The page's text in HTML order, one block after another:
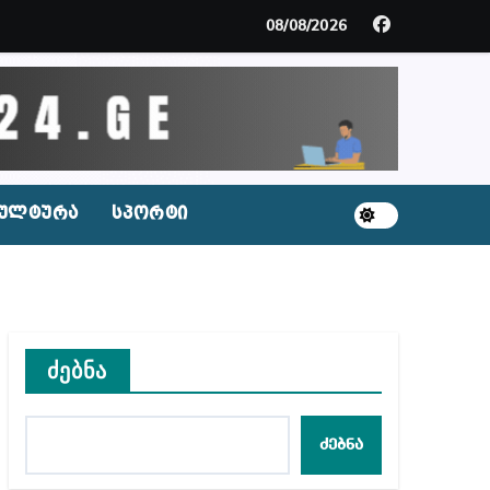
პატიმრობას ითვალისწინებს
შექმნილი რუსი ტურისტებისთვის, ჩვენი
– ეკა კუპატაძე ნანუკა ჟორჟოლიანს
საკანში მოთავსება, საერთაშორისო
ნაცვლად ცხენის ხორცი შეჰქონდათ
08/08/2026
სპორტი
ძებნა
ძებნა